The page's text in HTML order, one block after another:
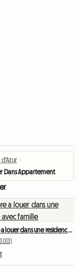
›
Dans Appartement
Chambre a louer dans une residence avec famille